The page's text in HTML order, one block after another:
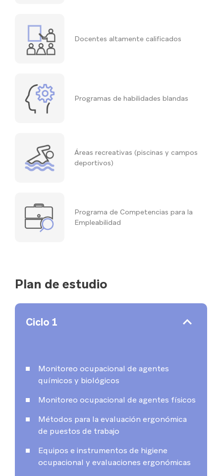
Docentes altamente calificados
Programas de habilidades blandas
Áreas recreativas (piscinas y campos
deportivos)
Programa de Competencias para la
Empleabilidad
Plan de estudio
Ciclo 1
Monitoreo ocupacional de agentes
químicos y biológicos
Monitoreo ocupacional de agentes físicos
Métodos para la evaluación ergonómica
de puestos de trabajo
Equipos e instrumentos de higiene
ocupacional y evaluaciones ergonómicas